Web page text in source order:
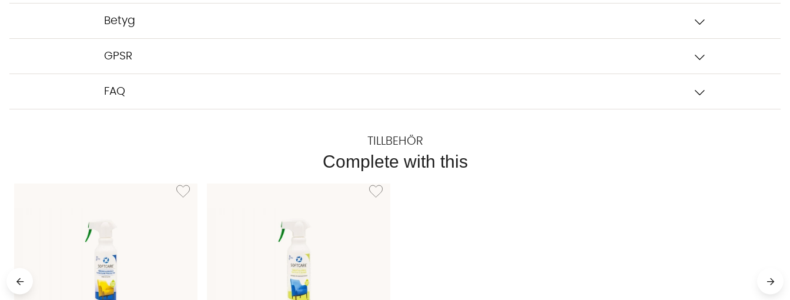
Betyg
GPSR
FAQ
TILLBEHÖR
Complete with this
Lägg till i önskelista: TEXTILSKYDD 500ml Lägg till i önskelista: TEXTILRENGÖRING 500ml